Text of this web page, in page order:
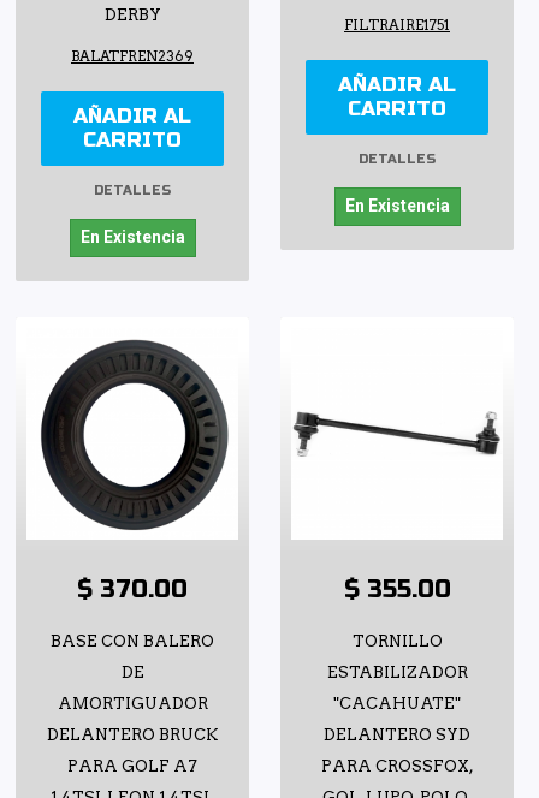
DERBY
BALATFREN2369
AÑADIR AL
CARRITO
DETALLES
En Existencia
FILTRAIRE1751
AÑADIR AL
CARRITO
DETALLES
En Existencia
$ 370.00
BASE CON BALERO
DE
AMORTIGUADOR
DELANTERO BRUCK
PARA GOLF A7
$ 355.00
TORNILLO
ESTABILIZADOR
"CACAHUATE"
DELANTERO SYD
PARA CROSSFOX,